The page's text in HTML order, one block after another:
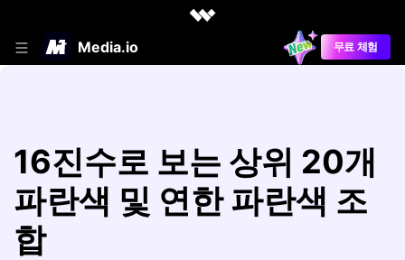
Media.io 무료 체험
16진수로 보는 상위 20개
파란색 및 연한 파란색 조
합